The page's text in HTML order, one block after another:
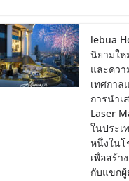
lebua
นิยามให
และคว
เทศกาล
การนำเ
Laser
ในประเ
หนึ่งใน
เพื่อสร้า
กับแขก